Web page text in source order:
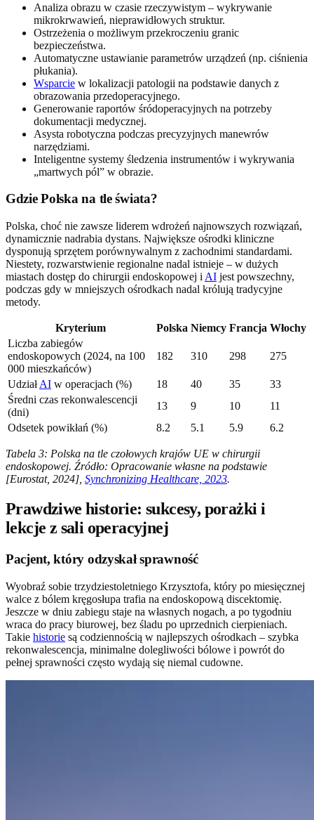
Analiza obrazu w czasie rzeczywistym – wykrywanie
mikrokrwawień, nieprawidłowych struktur.
Ostrzeżenia o możliwym przekroczeniu granic
bezpieczeństwa.
Automatyczne ustawianie parametrów urządzeń (np. ciśnienia
płukania).
Wsparcie w lokalizacji patologii na podstawie danych z
obrazowania przedoperacyjnego.
Generowanie raportów śródoperacyjnych na potrzeby
dokumentacji medycznej.
Asysta robotyczna podczas precyzyjnych manewrów
narzędziami.
Inteligentne systemy śledzenia instrumentów i wykrywania
„martwych pól” w obrazie.
Gdzie Polska na tle świata?
Polska, choć nie zawsze liderem wdrożeń najnowszych rozwiązań,
dynamicznie nadrabia dystans. Największe ośrodki kliniczne
dysponują sprzętem porównywalnym z zachodnimi standardami.
Niestety, rozwarstwienie regionalne nadal istnieje – w dużych
miastach dostęp do chirurgii endoskopowej i AI jest powszechny,
podczas gdy w mniejszych ośrodkach nadal królują tradycyjne
metody.
Kryterium Polska Niemcy Francja Włochy
Liczba zabiegów
endoskopowych (2024, na 100
000 mieszkańców)
182 310 298 275
UdziałAI w operacjach (%) 18 40 35
33
Średni czas rekonwalescencji
(dni)
13 9 10
11
Odsetek powikłań (%)
8.2 5.1 5.9 6.2
Tabela 3: Polska na tle czołowych krajów UE w chirurgii
endoskopowej. Źródło: Opracowanie własne na podstawie
[Eurostat, 2024], Synchronizing Healthcare, 2023.
Prawdziwe historie: sukcesy, porażki i
lekcje z sali operacyjnej
Pacjent, który odzyskał sprawność
Wyobraź sobie trzydziestoletniego Krzysztofa, który po miesięcznej
walce z bólem kręgosłupa trafia na endoskopową discektomię.
Jeszcze w dniu zabiegu staje na własnych nogach, a po tygodniu
wraca do pracy biurowej, bez śladu po uprzednich cierpieniach.
Takie historie są codziennością w najlepszych ośrodkach – szybka
rekonwalescencja, minimalne dolegliwości bólowe i powrót do
pełnej sprawności często wydają się niemal cudowne.